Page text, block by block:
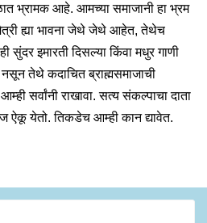
भ्रामक आहे. आमच्या समाजानी हा भ्रम
मैत्री ह्या भावना जेथे जेथे आहेत, तेथेच
सुंदर इमारती दिसल्या किंवा मधुर गाणी
तेथे कदाचित ब्राह्मसमाजाची
सर्वांनी राखावा. सत्य संकल्पाचा दाता
ऐकू येतो. तिकडेच आम्ही कान द्यावेत.